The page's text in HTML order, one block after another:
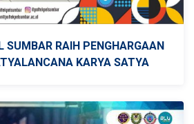
SUMBAR RAIH PENGHARGAAN
KARYA SATYA